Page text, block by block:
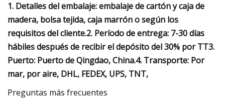
1. Detalles del embalaje: embalaje de cartón y caja de
madera, bolsa tejida, caja marrón o según los
requisitos del cliente.2. Período de entrega: 7-30 días
hábiles después de recibir el depósito del 30% por TT3.
Puerto: Puerto de Qingdao, China.4. Transporte: Por
mar, por aire, DHL, FEDEX, UPS, TNT,
Preguntas más frecuentes